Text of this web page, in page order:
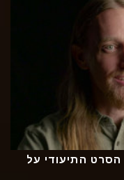
התיעודי על